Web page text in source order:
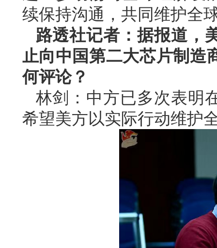
续保持沟通，共同维护全
路透社记者：据报道，
止向中国第二大芯片制造
何评论？
林剑：中方已多次表明
希望美方以实际行动维护